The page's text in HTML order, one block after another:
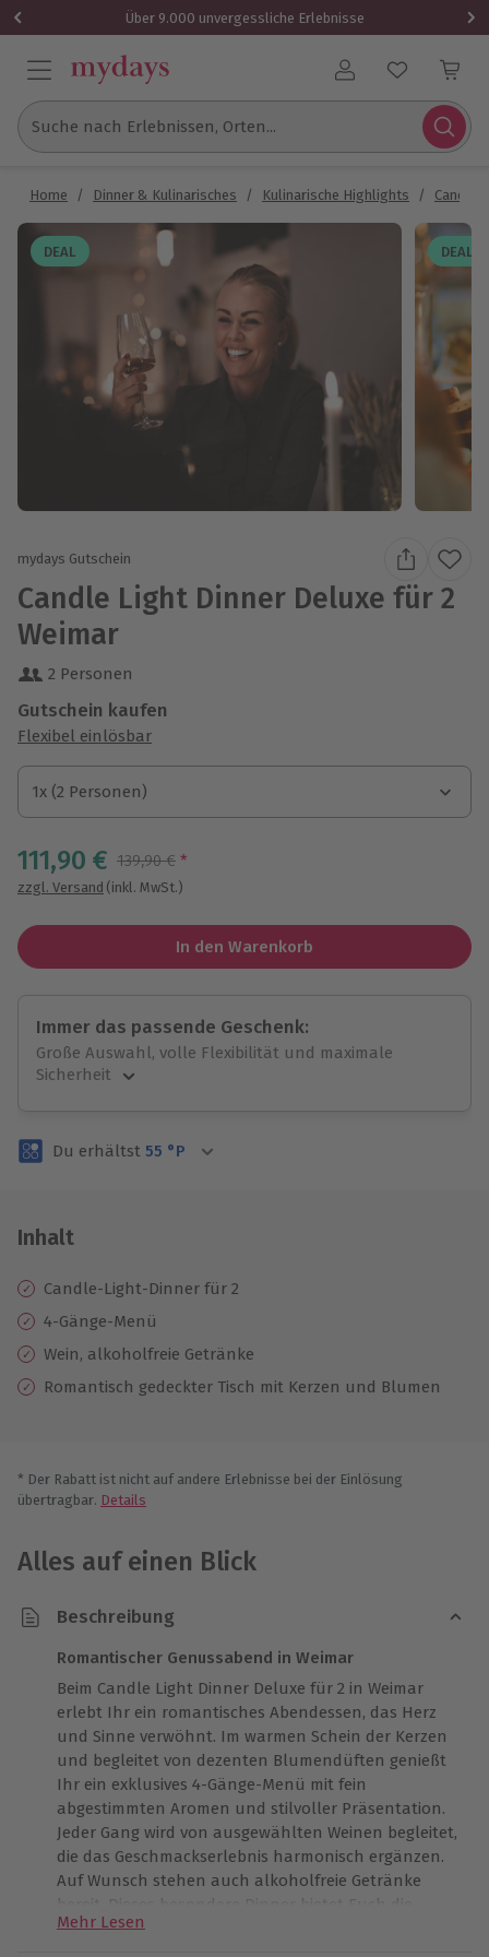
Über 9.000 unvergessliche Erlebnisse
Benutzerkonto
Suche nach Erlebnissen, Orten...
Home / Dinner & Kulinarisches / Kulinarische Highlights / Candle
DEAL DEAL
mydays Gutschein
Candle Light Dinner Deluxe für 2
Weimar
2 Personen
Gutschein kaufen
Flexibel einlösbar
1x (2 Personen)
1x (2 Personen)
1x (2 Personen)
111,90 € Streichpreis
139,90 € *
zzgl. Versand (inkl. MwSt.)
In den Warenkorb
Immer das passende Geschenk:
Große Auswahl, volle Flexibilität und maximale
Sicherheit
Volle Flexibilität
3 Jahre gültig & verlängerbar.
Du erhältst 55 °P
Inhalt
Candle-Light-Dinner für 2
4-Gänge-Menü
Wein, alkoholfreie Getränke
Romantisch gedeckter Tisch mit Kerzen und Blumen
* Der Rabatt ist nicht auf andere Erlebnisse bei der Einlösung
übertragbar. Details
Alles auf einen Blick
Beschreibung
Romantischer Genussabend in Weimar
Beim Candle Light Dinner Deluxe für 2 in Weimar
erlebt Ihr ein romantisches Abendessen, das Herz
und Sinne verwöhnt. Im warmen Schein der Kerzen
und begleitet von dezenten Blumendüften genießt
Ihr ein exklusives 4-Gänge-Menü mit fein
abgestimmten Aromen und stilvoller Präsentation.
Jeder Gang wird von ausgewählten Weinen begleitet,
die das Geschmackserlebnis harmonisch ergänzen.
Auf Wunsch stehen auch alkoholfreie Getränke
bereit. Dieses besondere Dinner bietet Euch die
perfekte Gelegenheit, gemeinsame Zeit bewusst zu
Mehr Lesen